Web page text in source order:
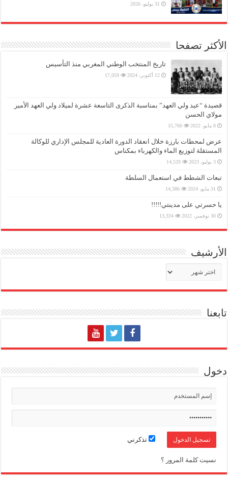
31 يوليو، 2026
الأكثر تصفحا
تاريخ المنتخب الوطني المغربي منذ التأسيس
12 أكتوبر، 2024 17,059
قصيدة “عيد ولي العهد” بمناسبة الذكرى التاسعة عشرة لميلاد ولي العهد الأمير
مولاي الحسن
8 مايو، 2022 15,760
عرض لمحطات بارزة خلال انعقاد الدورة العادية للمجلس الإداري للوكالة
المستقلة لتوزيع الماء والكهرباء بمكناس
3 يوليو، 2023 14,529
تبعات الشطط في استعمال السلطة
31 مايو، 2024 14,386
يا حسرتي على مدينتي!!!!!
30 نوفمبر، 2022 13,334
الأرشيف
تابعنا
دخول
تذكرني
نسيت كلمة المرور ؟